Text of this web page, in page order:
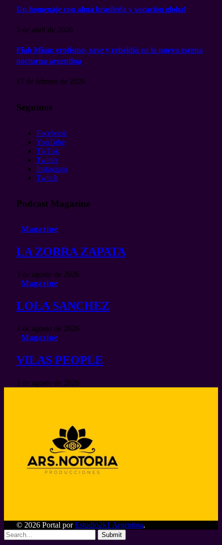
Un homenaje con alma brasileña y vocación global
5 de abril de 2026
Fiah Miau: erotismo, rave y rebeldía en la nueva escena
nocturna argentina
17 de febrero de 2026
Seguinos
Facebook
YouTube
TikTok
Twitter
Instagram
Twitch
Podcast Magazine
Magazine
LA ZORRA ZAPATA
3 de agosto de 2026
Magazine
LOLA SANCHEZ
3 de agosto de 2026
Magazine
VILAS PEOPLE
3 de agosto de 2026
© 2026 Portal porEstudio2k1 Argentina.
Submit